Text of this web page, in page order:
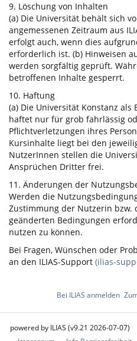
9. Löschung von Inhalten
(a) Die Universität behält sich
angemessenen Zeitraum aus
erfolgt auch, wenn dies
erforderlich ist. (b) Hinweisen
werden sorgfältig geprüft.
betroffenen Inhalte gesperrt.
10. Haftung
(a) Die Universität Konstanz
haftet nur für grob fahrlässig
Pflichtverletzungen ihres
Kursinhalte liegt bei den
NutzerInnen stellen die
Ansprüchen Dritter frei.
11. Änderungen der
Werden die
Zustimmung der Nutzerin bzw.
geänderten Bedingungen
nutzen zu können.
Bei Fragen, Wünschen oder
an den ILIAS-Support (ilias-
Bei ILIAS anmelden
powered by ILIAS (v9.21 2026-07-07)